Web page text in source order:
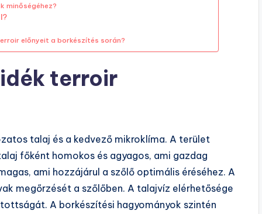
minőségéhez?
előnyeit a borkészítés során?
terroir
talaj és a kedvező mikroklíma. A terület
főként homokos és agyagos, ami gazdag
ami hozzájárul a szőlő optimális éréséhez. A
megőrzését a szőlőben. A talajvíz elérhetősége
A borkészítési hagyományok szintén